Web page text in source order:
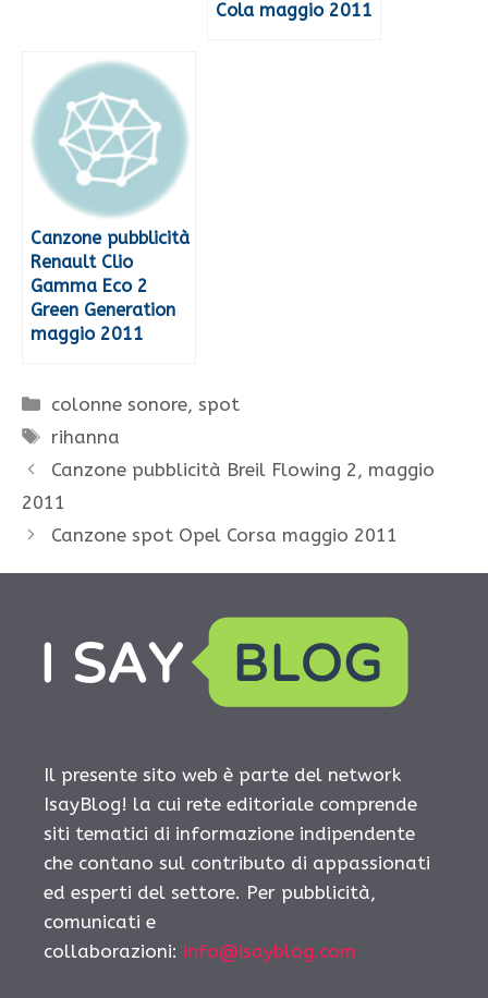
Cola maggio 2011
Canzone pubblicità
Renault Clio
Gamma Eco 2
Green Generation
maggio 2011
Categorie
colonne sonore,spot
Tag
rihanna
Canzone pubblicità Breil Flowing 2, maggio
2011
Canzone spot Opel Corsa maggio 2011
Il presente sito web è parte del network
IsayBlog! la cui rete editoriale comprende
siti tematici di informazione indipendente
che contano sul contributo di appassionati
ed esperti del settore. Per pubblicità,
comunicati e
collaborazioni: info@isayblog.com